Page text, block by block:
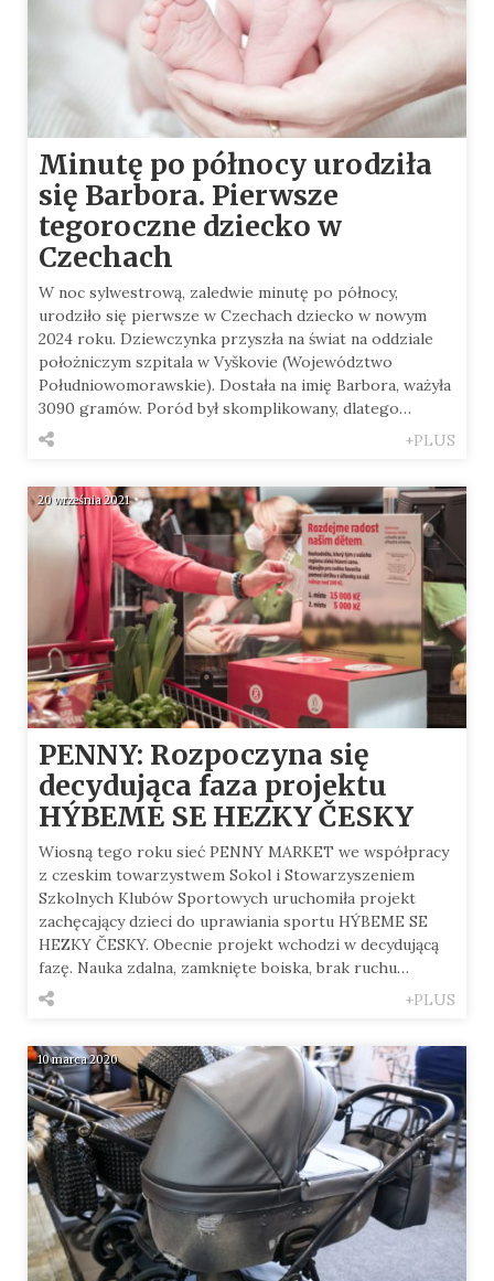
Minutę po północy urodziła
się Barbora. Pierwsze
tegoroczne dziecko w
Czechach
W noc sylwestrową, zaledwie minutę po północy,
urodziło się pierwsze w Czechach dziecko w nowym
2024 roku. Dziewczynka przyszła na świat na oddziale
położniczym szpitala w Vyškovie (Województwo
Południowomorawskie). Dostała na imię Barbora, ważyła
3090 gramów. Poród był skomplikowany, dlatego…
+PLUS
20 września 2021
PENNY: Rozpoczyna się
decydująca faza projektu
HÝBEME SE HEZKY ČESKY
Wiosną tego roku sieć PENNY MARKET we współpracy
z czeskim towarzystwem Sokol i Stowarzyszeniem
Szkolnych Klubów Sportowych uruchomiła projekt
zachęcający dzieci do uprawiania sportu HÝBEME SE
HEZKY ČESKY. Obecnie projekt wchodzi w decydującą
fazę. Nauka zdalna, zamknięte boiska, brak ruchu…
+PLUS
10 marca 2020